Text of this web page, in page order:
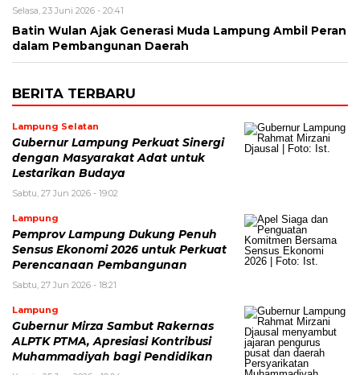
Selasa, 23 Juni 2026 - 20:41
Batin Wulan Ajak Generasi Muda Lampung Ambil Peran
dalam Pembangunan Daerah
BERITA TERBARU
Lampung Selatan
Gubernur Lampung Perkuat Sinergi
dengan Masyarakat Adat untuk
Lestarikan Budaya
Sabtu, 27 Jun 2026 - 19:02
Lampung
Pemprov Lampung Dukung Penuh
Sensus Ekonomi 2026 untuk Perkuat
Perencanaan Pembangunan
Sabtu, 27 Jun 2026 - 18:21
Lampung
Gubernur Mirza Sambut Rakernas
ALPTK PTMA, Apresiasi Kontribusi
Muhammadiyah bagi Pendidikan